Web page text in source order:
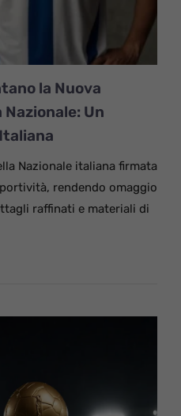
la Nuova
Nazionale: Un
Nazionale italiana firmata
rendendo omaggio
raffinati e materiali di